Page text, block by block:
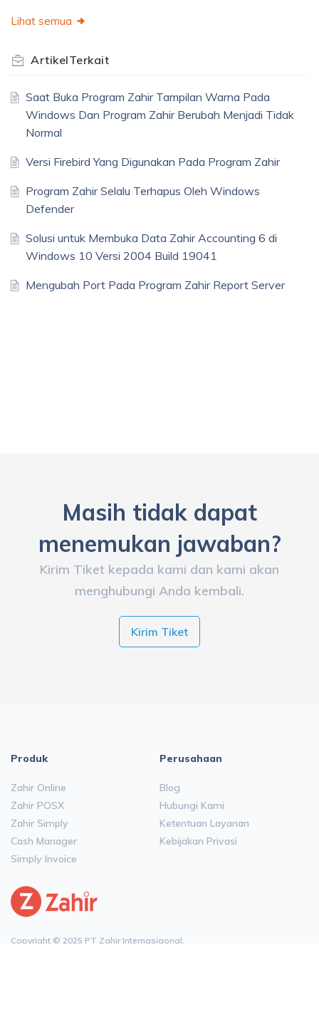
Lihat semua
ArtikelTerkait
Saat Buka Program Zahir Tampilan Warna Pada
Windows Dan Program Zahir Berubah Menjadi Tidak
Normal
Versi Firebird Yang Digunakan Pada Program Zahir
Program Zahir Selalu Terhapus Oleh Windows
Defender
Solusi untuk Membuka Data Zahir Accounting 6 di
Windows 10 Versi 2004 Build 19041
Mengubah Port Pada Program Zahir Report Server
Masih tidak dapat
menemukan jawaban?
Kirim Tiket kepada kami dan kami akan
menghubungi Anda kembali.
Kirim Tiket
Copyright © 2025 PT Zahir Internasiaonal.
Produk
Zahir Online
Zahir POSX
Zahir Simply
Cash Manager
Simply Invoice
Perusahaan
Blog
Hubungi Kami
Ketentuan Layanan
Kebijakan Privasi